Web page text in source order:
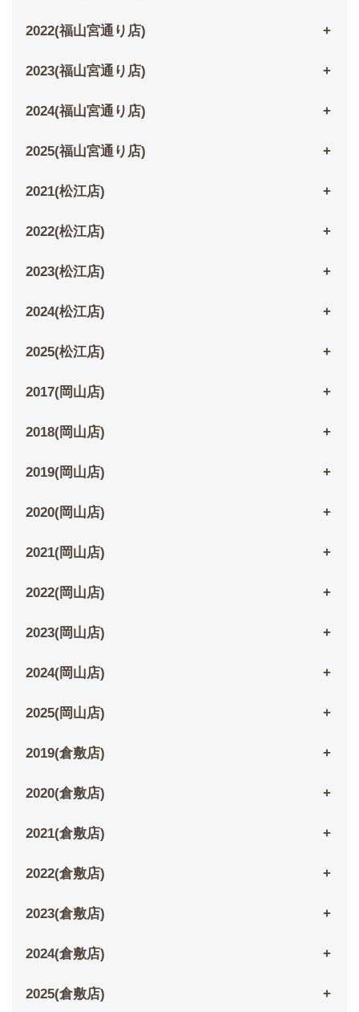
2022(福山宮通り店)
2023(福山宮通り店)
2024(福山宮通り店)
2025(福山宮通り店)
2021(松江店)
2022(松江店)
2023(松江店)
2024(松江店)
2025(松江店)
2017(岡山店)
2018(岡山店)
2019(岡山店)
2020(岡山店)
2021(岡山店)
2022(岡山店)
2023(岡山店)
2024(岡山店)
2025(岡山店)
2019(倉敷店)
2020(倉敷店)
2021(倉敷店)
2022(倉敷店)
2023(倉敷店)
2024(倉敷店)
2025(倉敷店)